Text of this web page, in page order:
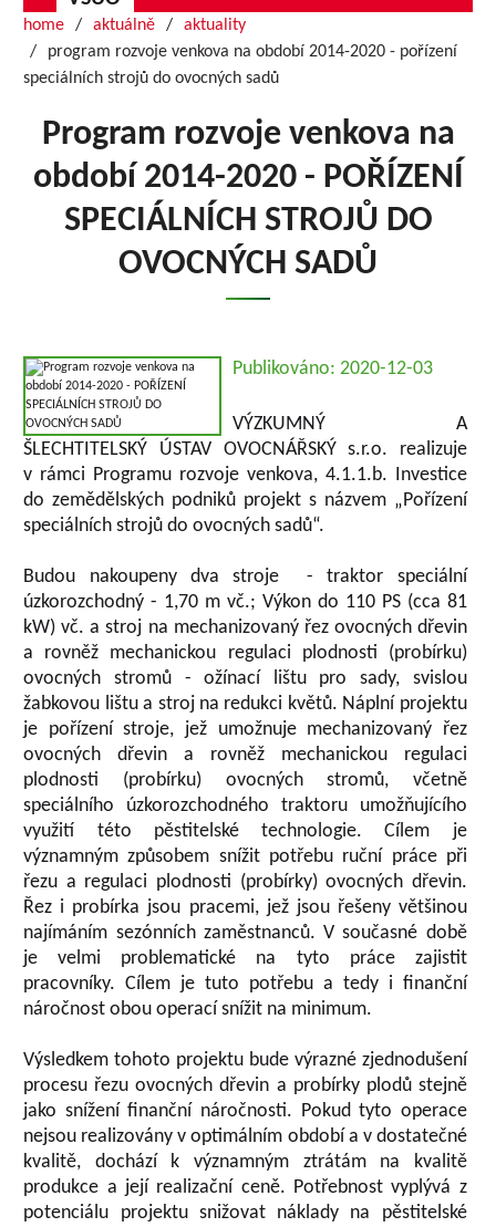
home aktuálně
aktuality
program rozvoje venkova na období 2014-2020 - pořízení
speciálních strojů do ovocných sadů
Program rozvoje venkova na
období 2014-2020 - POŘÍZENÍ
SPECIÁLNÍCH STROJŮ DO
OVOCNÝCH SADŮ
Publikováno: 2020-12-03
VÝZKUMNÝ A
ŠLECHTITELSKÝ ÚSTAV OVOCNÁŘSKÝ s.r.o. realizuje
v rámci Programu rozvoje venkova, 4.1.1.b. Investice
do zemědělských podniků projekt s názvem „Pořízení
speciálních strojů do ovocných sadů“.
Budou nakoupeny dva stroje - traktor speciální
úzkorozchodný - 1,70 m vč.; Výkon do 110 PS (cca 81
kW) vč. a stroj na mechanizovaný řez ovocných dřevin
a rovněž mechanickou regulaci plodnosti (probírku)
ovocných stromů - ožínací lištu pro sady, svislou
žabkovou lištu a stroj na redukci květů. Náplní projektu
je pořízení stroje, jež umožnuje mechanizovaný řez
ovocných dřevin a rovněž mechanickou regulaci
plodnosti (probírku) ovocných stromů, včetně
speciálního úzkorozchodného traktoru umožňujícího
využití této pěstitelské technologie. Cílem je
významným způsobem snížit potřebu ruční práce při
řezu a regulaci plodnosti (probírky) ovocných dřevin.
Řez i probírka jsou pracemi, jež jsou řešeny většinou
najímáním sezónních zaměstnanců. V současné době
je velmi problematické na tyto práce zajistit
pracovníky. Cílem je tuto potřebu a tedy i finanční
náročnost obou operací snížit na minimum.
Výsledkem tohoto projektu bude výrazné zjednodušení
procesu řezu ovocných dřevin a probírky plodů stejně
jako snížení finanční náročnosti. Pokud tyto operace
nejsou realizovány v optimálním období a v dostatečné
kvalitě, dochází k významným ztrátám na kvalitě
produkce a její realizační ceně. Potřebnost vyplývá z
potenciálu projektu snižovat náklady na pěstitelské